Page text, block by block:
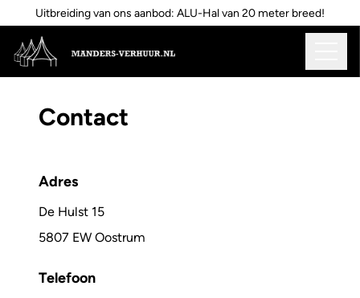
Uitbreiding van ons aanbod: ALU-Hal van 20 meter breed!
Contact
Adres
De Hulst 15
5807 EW Oostrum
Telefoon